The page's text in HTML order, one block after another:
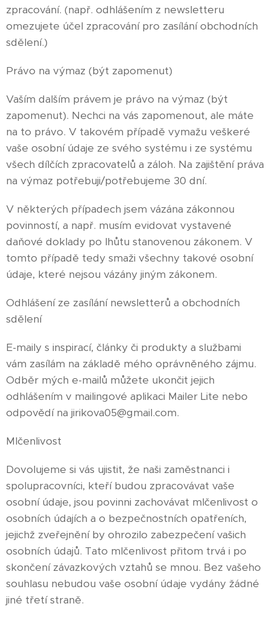
zpracování. (např. odhlášením z newsletteru
omezujete účel zpracování pro zasílání obchodních
sdělení.)
Právo na výmaz (být zapomenut)
Vaším dalším právem je právo na výmaz (být
zapomenut). Nechci na vás zapomenout, ale máte
na to právo. V takovém případě vymažu veškeré
vaše osobní údaje ze svého systému i ze systému
všech dílčích zpracovatelů a záloh. Na zajištění práva
na výmaz potřebuji/potřebujeme 30 dní.
V některých případech jsem vázána zákonnou
povinností, a např. musím evidovat vystavené
daňové doklady po lhůtu stanovenou zákonem. V
tomto případě tedy smaži všechny takové osobní
údaje, které nejsou vázány jiným zákonem.
Odhlášení ze zasílání newsletterů a obchodních
sdělení
E-maily s inspirací, články či produkty a službami
vám zasílám na základě mého oprávněného zájmu.
Odběr mých e-mailů můžete ukončit jejich
odhlášením v mailingové aplikaci Mailer Lite nebo
odpovědí na jirikova05@gmail.com.
Mlčenlivost
Dovolujeme si vás ujistit, že naši zaměstnanci i
spolupracovníci, kteří budou zpracovávat vaše
osobní údaje, jsou povinni zachovávat mlčenlivost o
osobních údajích a o bezpečnostních opatřeních,
jejichž zveřejnění by ohrozilo zabezpečení vašich
osobních údajů. Tato mlčenlivost přitom trvá i po
skončení závazkových vztahů se mnou. Bez vašeho
souhlasu nebudou vaše osobní údaje vydány žádné
jiné třetí straně.